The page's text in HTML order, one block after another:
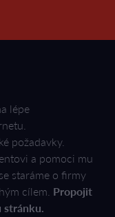
lépe
požadavky.
a pomoci mu
staráme o firmy
cílem. Propojit
stránku.